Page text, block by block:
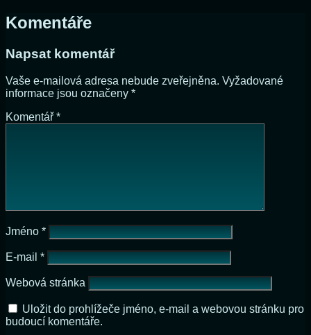
Komentáře
Napsat komentář
Vaše e-mailová adresa nebude zveřejněna. Vyžadované
informace jsou označeny *
Komentář *
Jméno *
E-mail *
Webová stránka
Uložit do prohlížeče jméno, e-mail a webovou stránku pro
budoucí komentáře.